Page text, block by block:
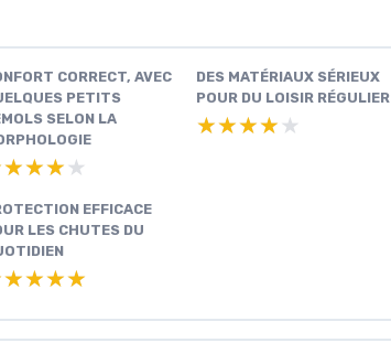
CORRECT, AVEC
PETITS
SELON LA
DES MATÉRIAUX SÉRIEUX
POUR DU LOISIR RÉGULIER
★★★★★
★★★★★
EFFICACE
LES CHUTES DU